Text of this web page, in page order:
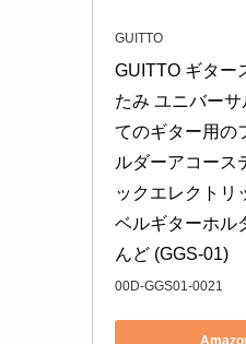
GUITTO
GUITTO ギター
たみ ユニバー
てのギター用の
ルダーアコース
ックエレクトリ
ベルギターホル
んど (GGS-01)
00D-GGS01-0021